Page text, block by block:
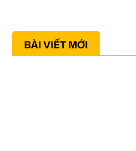
BÀI VIẾT MỚI